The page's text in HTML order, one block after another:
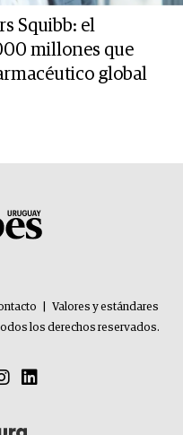
Squibb: el
millones que
global
Valores y estándares
los derechos reservados.